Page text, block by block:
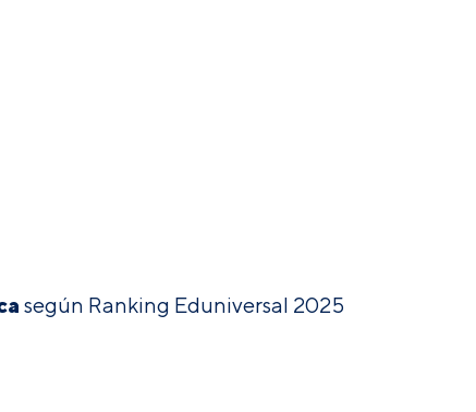
según Ranking Eduniversal 2025